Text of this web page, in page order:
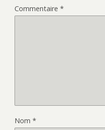
Commentaire *
Nom *